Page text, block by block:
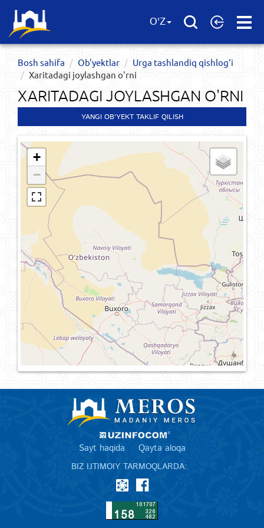
Open
O'Z
Bosh sahifa Ob'yektlar​
Urga tashlandiq qishlog‘i
Xaritadagi joylashgan o'rni
XARITADAGI JOYLASHGAN O'RNI
YANGI OB'YEKT TAKLIF QILISH
+
−
Sayt haqida Qayta aloqa
BIZ IJTIMOIY TARMOQLARDA: